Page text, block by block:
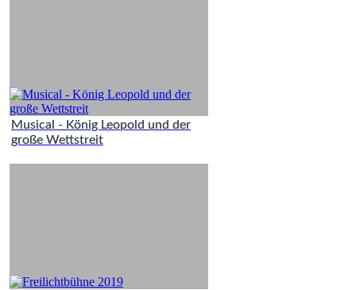
Musical - König Leopold und der
große Wettstreit